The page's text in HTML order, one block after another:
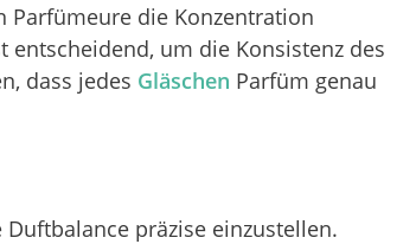
Parfümeure die Konzentration
um die Konsistenz des
dass jedes Gläschen Parfüm genau
präzise einzustellen.